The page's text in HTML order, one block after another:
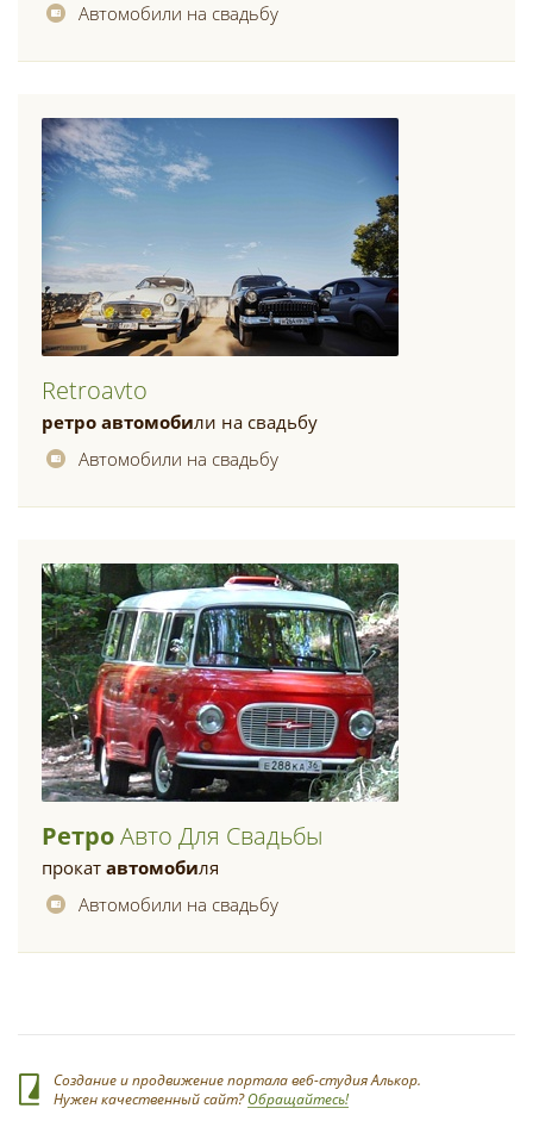
Автомобили на свадьбу
Retroavto
ретро автомобили на свадьбу
Автомобили на свадьбу
РетроАвто Для Свадьбы
прокат автомобиля
Автомобили на свадьбу
Создание и продвижение портала веб-студия Алькор.
Нужен качественный сайт?Обращайтесь!